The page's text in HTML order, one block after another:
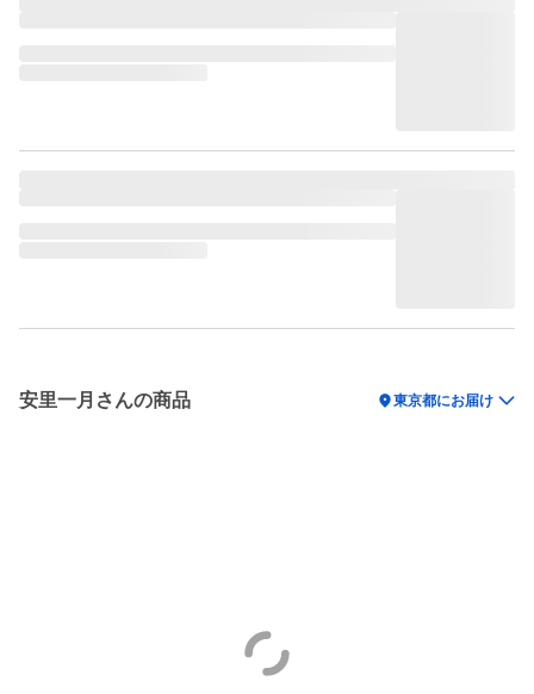
安里一月さんの商品 location_on東京都にお届け